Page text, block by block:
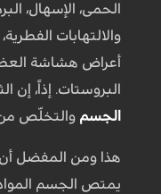
الحمى، الإسهال،
والالتهابات
أعراض هشاشة
البروستات. إذاً، إن
الجسم والتخلّص
هذا ومن المفضل أن
يمتص الجسم المواد